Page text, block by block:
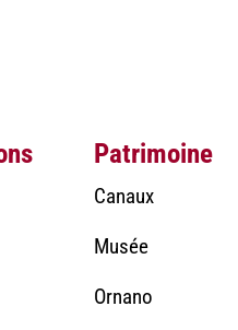
Patrimoine
Canaux
Musée
Ornano